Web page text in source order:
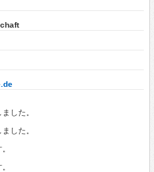
した。
した。